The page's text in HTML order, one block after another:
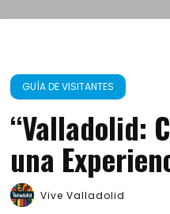
GUÍA DE VISITANTES
“Valladolid:
una
Vive Valladolid